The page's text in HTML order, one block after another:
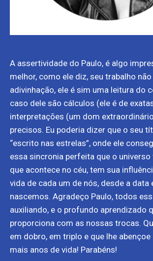
A assertividade do Paulo, é algo
melhor, como ele diz, seu trabalho não
adivinhação, ele é sim uma leitura do
caso dele são cálculos (ele é de
interpretações (um dom
precisos. Eu poderia dizer que o seu
“escrito nas estrelas”, onde ele
essa sincronia perfeita que o universo
que acontece no céu, tem sua
vida de cada um de nós, desde a data
nascemos. Agradeço Paulo, todos
auxiliando, e o profundo aprendizado
proporciona com as nossas trocas.
em dobro, em triplo e que lhe
mais anos de vida! Parabéns!